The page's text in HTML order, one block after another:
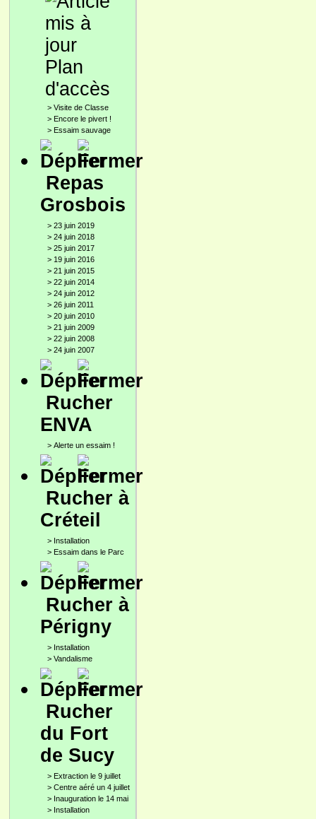
Plan
d'accès
> Visite de Classe
> Encore le pivert !
> Essaim sauvage
Repas
Grosbois
> 23 juin 2019
> 24 juin 2018
> 25 juin 2017
> 19 juin 2016
> 21 juin 2015
> 22 juin 2014
> 24 juin 2012
> 26 juin 2011
> 20 juin 2010
> 21 juin 2009
> 22 juin 2008
> 24 juin 2007
Rucher
ENVA
> Alerte un essaim !
Rucher à
Créteil
> Installation
> Essaim dans le Parc
Rucher à
Périgny
> Installation
> Vandalisme
Rucher
du Fort
de Sucy
> Extraction le 9 juillet
> Centre aéré un 4 juillet
> Inauguration le 14 mai
> Installation